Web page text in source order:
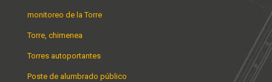
monitoreo de la Torre
Torre, chimenea
Torres autoportantes
Poste de alumbrado público